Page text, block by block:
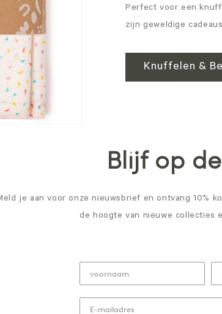
Perfect voor een
zijn geweldige
Knuffelen &
Blijf op
je aan voor onze nieuwsbrief en ontvang 10%
de hoogte van nieuwe collecties